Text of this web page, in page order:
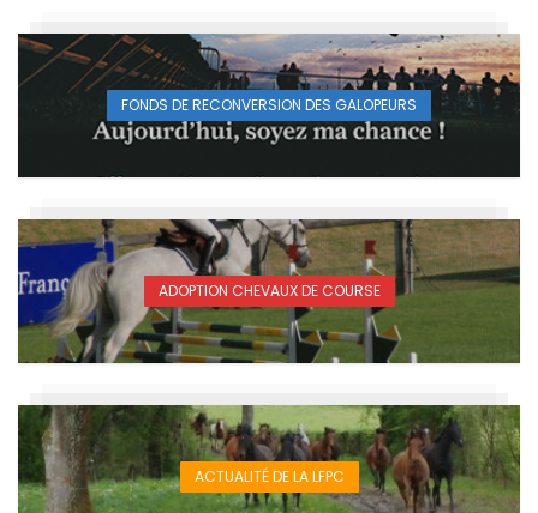
FONDS DE RECONVERSION DES GALOPEURS
ADOPTION CHEVAUX DE COURSE
ACTUALITÉ DE LA LFPC